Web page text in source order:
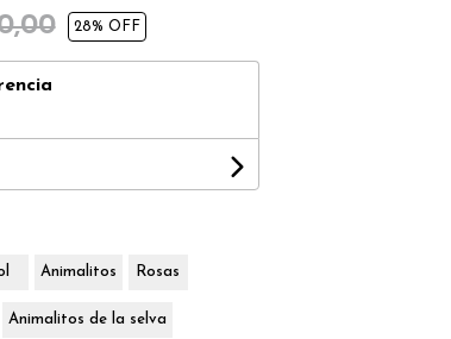
28% OFF
Animalitos Rosas
Animalitos de la selva